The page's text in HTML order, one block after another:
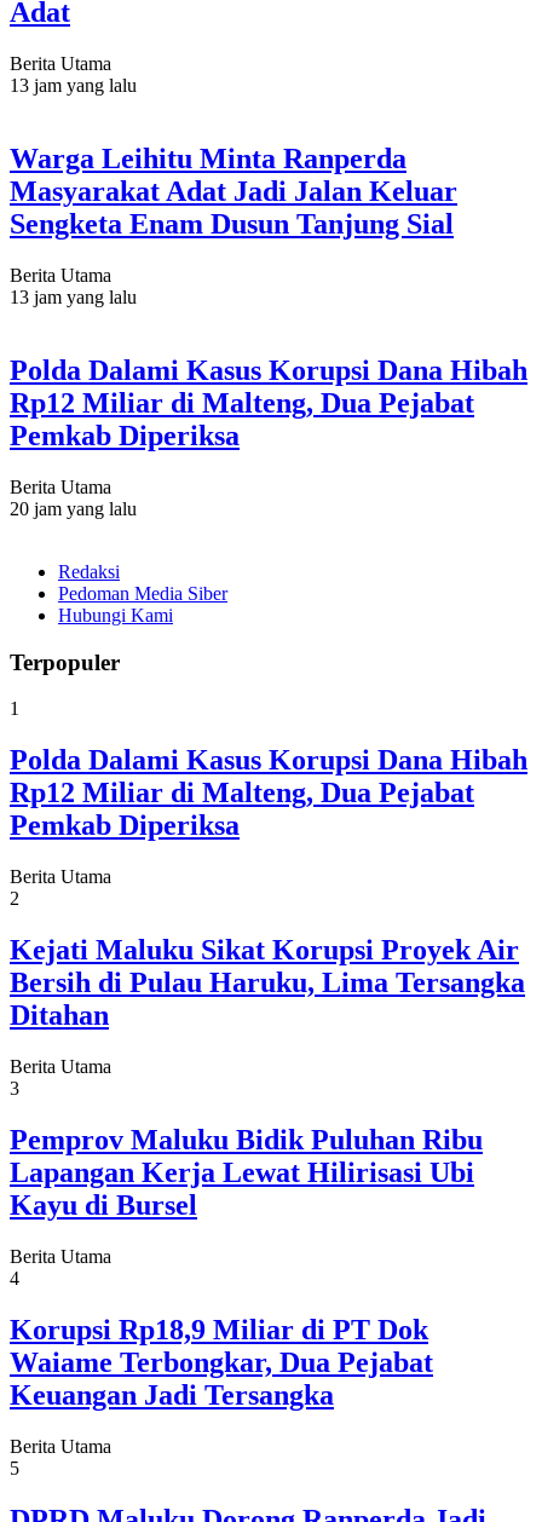
Adat
Berita Utama
13 jam yang lalu
Warga Leihitu Minta Ranperda
Masyarakat Adat Jadi Jalan Keluar
Sengketa Enam Dusun Tanjung Sial
Berita Utama
13 jam yang lalu
Polda Dalami Kasus Korupsi Dana Hibah
Rp12 Miliar di Malteng, Dua Pejabat
Pemkab Diperiksa
Berita Utama
20 jam yang lalu
Redaksi
Pedoman Media Siber
Hubungi Kami
Terpopuler
1
Polda Dalami Kasus Korupsi Dana Hibah
Rp12 Miliar di Malteng, Dua Pejabat
Pemkab Diperiksa
Berita Utama
2
Kejati Maluku Sikat Korupsi Proyek Air
Bersih di Pulau Haruku, Lima Tersangka
Ditahan
Berita Utama
3
Pemprov Maluku Bidik Puluhan Ribu
Lapangan Kerja Lewat Hilirisasi Ubi
Kayu di Bursel
Berita Utama
4
Korupsi Rp18,9 Miliar di PT Dok
Waiame Terbongkar, Dua Pejabat
Keuangan Jadi Tersangka
Berita Utama
5